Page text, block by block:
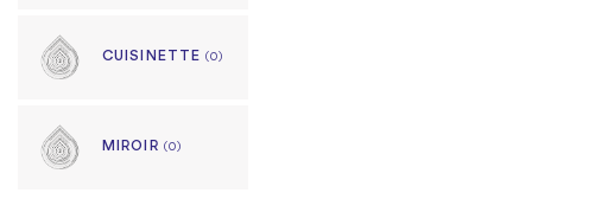
CUISINETTE(0)
MIROIR (0)